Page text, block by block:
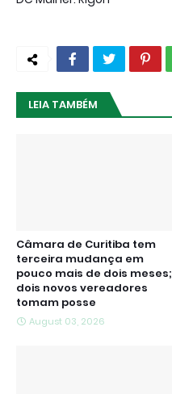
LEIA TAMBÉM
Câmara de Curitiba tem
terceira mudança em
pouco mais de dois meses;
dois novos vereadores
tomam posse
August 03, 2026